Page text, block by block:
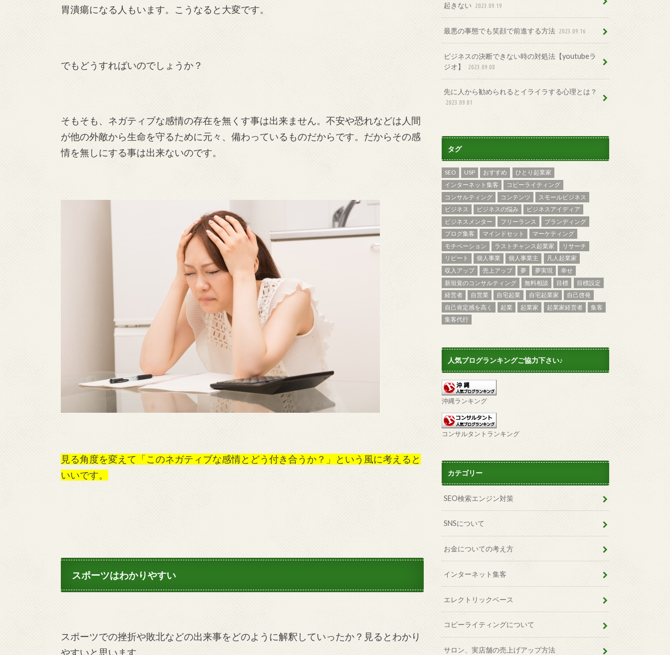
胃潰瘍になる人もいます。こうなると大変です。
でもどうすればいのでしょうか？
そもそも、ネガティブな感情の存在を無くす事は出来ません。不安や恐れなどは人間
が他の外敵から生命を守るために元々、備わっているものだからです。だからその感
情を無しにする事は出来ないのです。
見る角度を変えて「このネガティブな感情とどう付き合うか？」という風に考えると
いいです。
スポーツはわかりやすい
スポーツでの挫折や敗北などの出来事をどのように解釈していったか？見るとわかり
やすいと思います。
起きない
2023.09.19
最悪の事態でも笑顔で前進する方法 2023.09.16
ビジネスの決断できない時の対処法【youtubeラ
ジオ】
2023.09.08
先に人から勧められるとイライラする心理とは？
2023.09.01
タグ
SEO USP おすすめ
ひとり起業家
インターネット集客
コピーライティング
コンサルティング
コンテンツ
スモールビジネス
ビジネス
ビジネスの悩み
ビジネスアイディア
ビジネスメンター
フリーランス
ブランディング
ブログ集客
マインドセット
マーケティング
モチベーション
ラストチャンス起業家
リサーチ
リピート
個人事業 個人事業主
凡人起業家
収入アップ
売上アップ 夢 夢実現
幸せ
新垣覚のコンサルティング
無料相談 目標
目標設定
経営者
自営業 自宅起業 自宅起業家
自己啓発
自己肯定感を高く
起業 起業家 起業家経営者
集客
集客代行
人気ブログランキングご協力下さい♪
沖縄ランキング
コンサルタントランキング
カテゴリー
SEO検索エンジン対策
SNSについて
お金についての考え方
インターネット集客
エレクトリックベース
コピーライティングについて
サロン、実店舗の売上げアップ方法